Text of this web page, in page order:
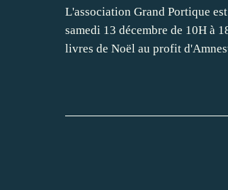
L'association Grand Portique
samedi 13 décembre de 10H à
livres de Noël au profit